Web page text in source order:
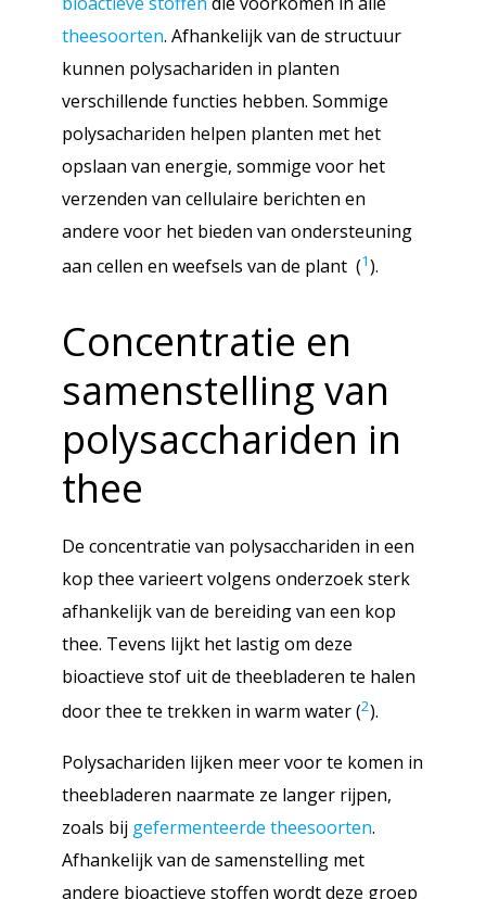
theesoorten. Afhankelijk van de structuur
kunnen polysachariden in planten
verschillende functies hebben. Sommige
polysachariden helpen planten met het
opslaan van energie, sommige voor het
verzenden van cellulaire berichten en
andere voor het bieden van ondersteuning
aan cellen en weefsels van de plant (1).
Concentratie en
samenstelling van
polysacchariden in
thee
De concentratie van polysacchariden in een
kop thee varieert volgens onderzoek sterk
afhankelijk van de bereiding van een kop
thee. Tevens lijkt het lastig om deze
bioactieve stof uit de theebladeren te halen
door thee te trekken in warm water (2).
Polysachariden lijken meer voor te komen in
theebladeren naarmate ze langer rijpen,
zoals bij gefermenteerde theesoorten.
Afhankelijk van de samenstelling met
andere bioactieve stoffen wordt deze groep